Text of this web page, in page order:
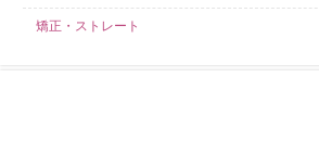
矯正・ストレート